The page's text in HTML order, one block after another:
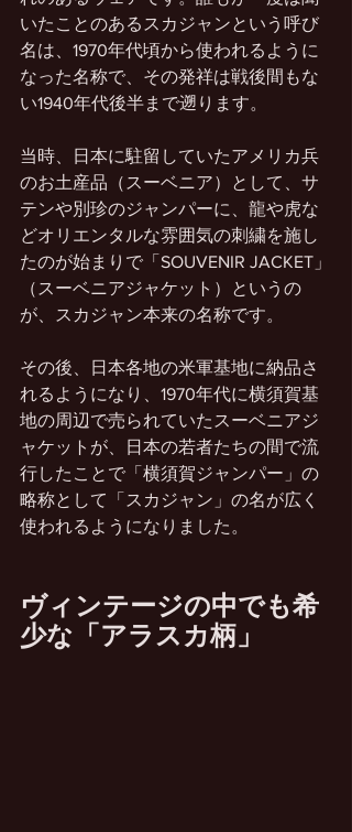
いたことのあるスカジャンという呼び
名は、1970年代頃から使われるように
なった名称で、その発祥は戦後間もな
い1940年代後半まで遡ります。
当時、日本に駐留していたアメリカ兵
のお土産品（スーベニア）として、サ
テンや別珍のジャンパーに、龍や虎な
どオリエンタルな雰囲気の刺繍を施し
たのが始まりで「SOUVENIR JACKET」
（スーベニアジャケット）というの
が、スカジャン本来の名称です。
その後、日本各地の米軍基地に納品さ
れるようになり、1970年代に横須賀基
地の周辺で売られていたスーベニアジ
ャケットが、日本の若者たちの間で流
行したことで「横須賀ジャンパー」の
略称として「スカジャン」の名が広く
使われるようになりました。
ヴィンテージの中でも希
少な「アラスカ柄」